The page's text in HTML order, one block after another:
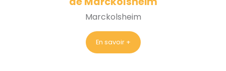
Marckolsheim
En savoir +